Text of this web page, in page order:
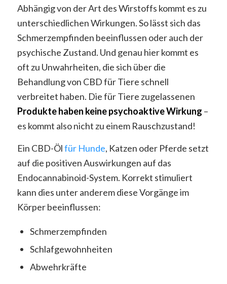
Abhängig von der Art des Wirstoffs kommt es zu
unterschiedlichen Wirkungen. So lässt sich das
Schmerzempfinden beeinflussen oder auch der
psychische Zustand. Und genau hier kommt es
oft zu Unwahrheiten, die sich über die
Behandlung von CBD für Tiere schnell
verbreitet haben. Die für Tiere zugelassenen
Produkte haben keine psychoaktive Wirkung –
es kommt also nicht zu einem Rauschzustand!
Ein CBD-Ölfür Hunde, Katzen oder Pferde setzt
auf die positiven Auswirkungen auf das
Endocannabinoid-System. Korrekt stimuliert
kann dies unter anderem diese Vorgänge im
Körper beeinflussen:
Schmerzempfinden
Schlafgewohnheiten
Abwehrkräfte